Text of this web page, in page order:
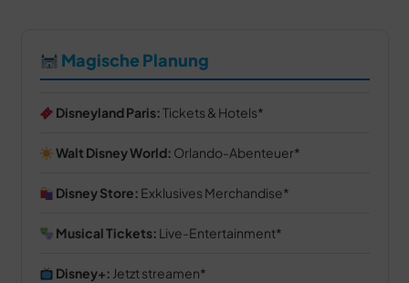
Magische Planung
Disneyland Paris:Tickets & Hotels
Walt Disney World: Orlando-Abenteuer
Disney Store: Exklusives Merchandise
Musical Tickets: Live-Entertainment
Disney+: Jetzt streamen